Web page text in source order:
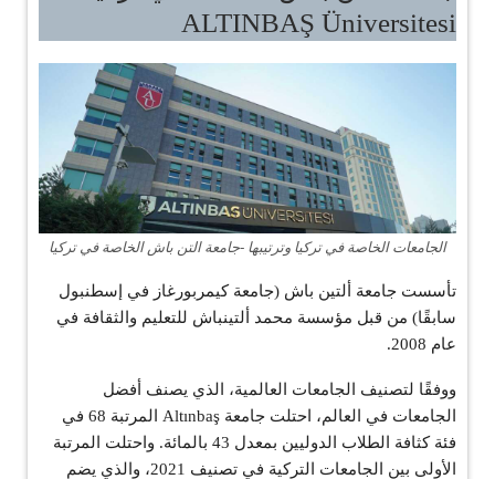
ALTINBAŞ Üniversitesi
الجامعات الخاصة في تركيا وترتيبها -جامعة التن باش الخاصة في تركيا
تأسست جامعة ألتين باش (جامعة كيمربورغاز في إسطنبول
سابقًا) من قبل مؤسسة محمد ألتينباش للتعليم والثقافة في
عام 2008.
ووفقًا لتصنيف الجامعات العالمية، الذي يصنف أفضل
الجامعات في العالم، احتلت جامعة Altınbaş المرتبة 68 في
فئة كثافة الطلاب الدوليين بمعدل 43 بالمائة. واحتلت المرتبة
الأولى بين الجامعات التركية في تصنيف 2021، والذي يضم